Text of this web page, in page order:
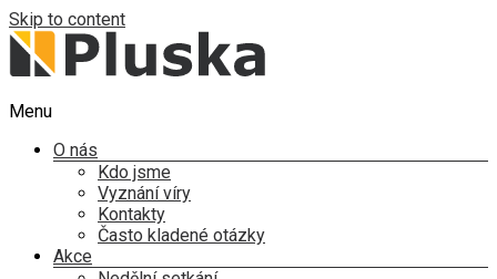
Skip to content
Menu
O nás
Kdo jsme
Vyznání víry
Kontakty
Často kladené otázky
Akce